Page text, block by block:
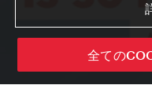
全ての